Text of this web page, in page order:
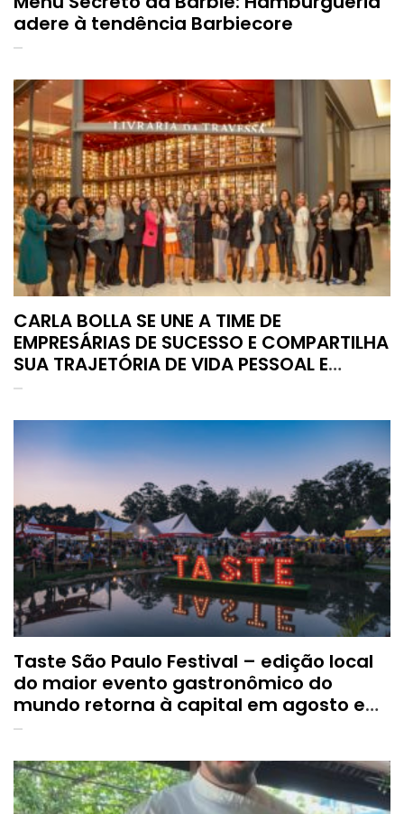
adere à tendência Barbiecore
CARLA BOLLA SE UNE A TIME DE
EMPRESÁRIAS DE SUCESSO E COMPARTILHA
SUA TRAJETÓRIA DE VIDA PESSOAL E
PROFISSIONAL NO LIVRO “O PODER DAS
Taste São Paulo Festival – edição local
do maior evento gastronômico do
mundo retorna à capital em agosto e
anuncia novo local, ampliação e mais